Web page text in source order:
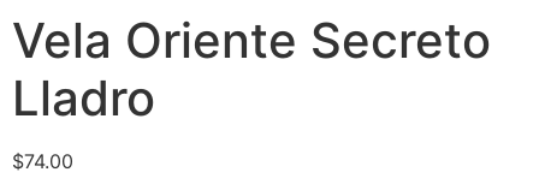
Vela Oriente Secreto
Lladro
$74.00